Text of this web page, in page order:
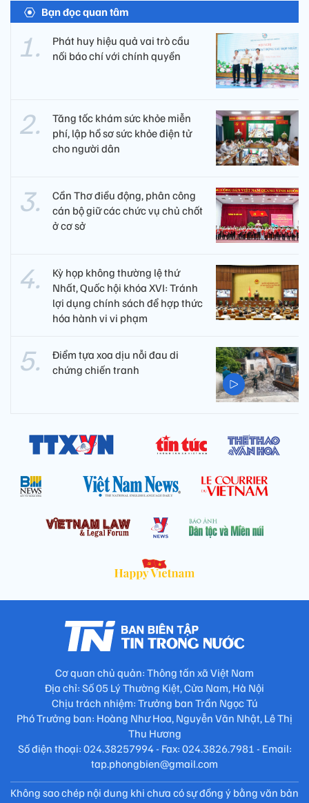
Bạn đọc quan tâm
Phát huy hiệu quả vai trò cầu
nối báo chí với chính quyền
Tăng tốc khám sức khỏe miễn
phí, lập hồ sơ sức khỏe điện tử
cho người dân
Cần Thơ điều động, phân công
cán bộ giữ các chức vụ chủ chốt
ở cơ sở
Kỳ họp không thường lệ thứ
Nhất, Quốc hội khóa XVI: Tránh
lợi dụng chính sách để hợp thức
hóa hành vi vi phạm
Điểm tựa xoa dịu nỗi đau di
chứng chiến tranh
Cơ quan chủ quản: Thông tấn xã Việt Nam
Địa chỉ: Số 05 Lý Thường Kiệt, Cửa Nam, Hà Nội
Chịu trách nhiệm: Trưởng ban Trần Ngọc Tú
Phó Trưởng ban: Hoàng Như Hoa, Nguyễn Văn Nhật, Lê Thị
Số điện thoại: 024.38257994 - Fax: 024.3826.7981 - Email: